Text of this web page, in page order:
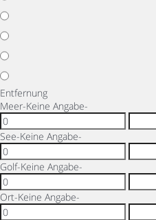
Entfernung
Meer-Keine Angabe-
See-Keine Angabe-
Golf-Keine Angabe-
Ort-Keine Angabe-